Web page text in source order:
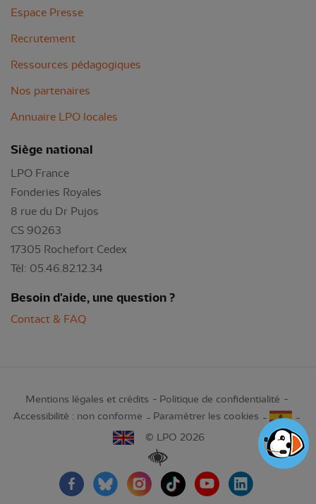
Espace Presse
Recrutement
Ressources pédagogiques
Nos partenaires
Annuaire LPO locales
Siège national
LPO France
Fonderies Royales
8 rue du Dr Pujos
CS 90263
17305 Rochefort Cedex
Tél: 05.46.82.12.34
Besoin d'aide, une question ?
Contact & FAQ
Mentions légales et crédits
Politique de confidentialité
Accessibilité : non conforme
Paramétrer les cookies
© LPO 2026
Renforcer les contrastes